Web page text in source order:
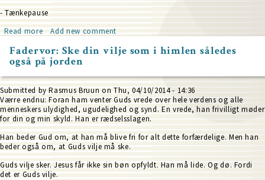
- Tænkepause
Read moreabout
forlad
os
vor
skyld,
som
også
vi
forlader
vore
skyldnere
Add new comment
Fadervor: Ske din vilje som i himlen således
også på jorden
Submitted byRasmus Bruun on Thu, 04/10/2014 - 14:36
Værre endnu: Foran ham venter Guds vrede over hele verdens og alle
menneskers ulydighed, ugudelighed og synd. En vrede, han frivilligt møder
for din og min skyld. Han er rædselsslagen.
Han beder Gud om, at han må blive fri for alt dette forfærdelige. Men han
beder også om, at Guds vilje må ske.
Guds vilje sker. Jesus får ikke sin bøn opfyldt. Han må lide. Og dø. Fordi
det er Guds vilje.